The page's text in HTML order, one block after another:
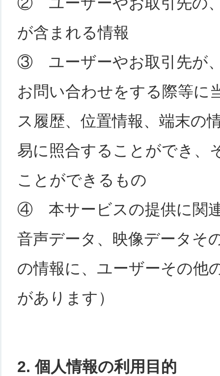
が含まれる情報
③ ユーザーやお取引先が
お問い合わせをする際等に
ス履歴、位置情報、端末の
易に照合することができ、
ことができるもの
④ 本サービスの提供に関
音声データ、映像データそ
の情報に、ユーザーその他
があります）
2. 個人情報の利用目的